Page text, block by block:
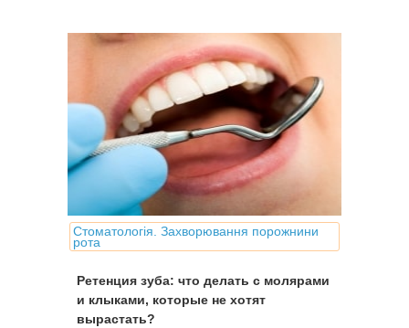
Стоматологія. Захворювання порожнини
рота
Ретенция зуба: что делать с молярами
и клыками, которые не хотят
вырастать?